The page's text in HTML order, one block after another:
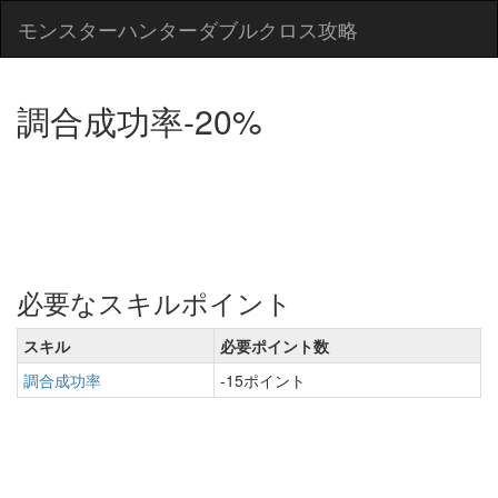
モンスターハンターダブルクロス攻略
調合成功率-20%
必要なスキルポイント
スキル
必要ポイント数
調合成功率
-15ポイント